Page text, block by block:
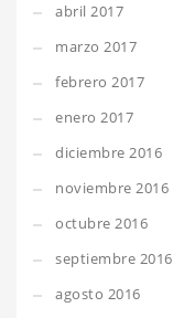
abril 2017
marzo 2017
febrero 2017
enero 2017
diciembre 2016
noviembre 2016
octubre 2016
septiembre 2016
agosto 2016